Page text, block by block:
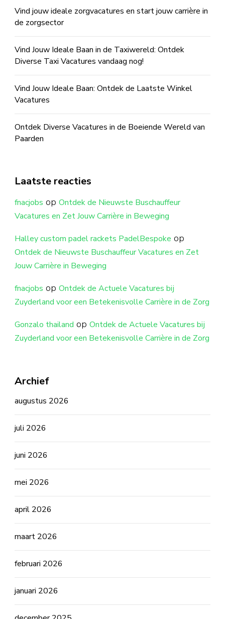
Vind jouw ideale zorgvacatures en start jouw carrière in
de zorgsector
Vind Jouw Ideale Baan in de Taxiwereld: Ontdek
Diverse Taxi Vacatures vandaag nog!
Vind Jouw Ideale Baan: Ontdek de Laatste Winkel
Vacatures
Ontdek Diverse Vacatures in de Boeiende Wereld van
Paarden
Laatste reacties
fnacjobs op Ontdek de Nieuwste Buschauffeur
Vacatures en Zet Jouw Carrière in Beweging
Halley custom padel rackets PadelBespoke op
Ontdek de Nieuwste Buschauffeur Vacatures en Zet
Jouw Carrière in Beweging
fnacjobs op Ontdek de Actuele Vacatures bij
Zuyderland voor een Betekenisvolle Carrière in de Zorg
Gonzalo thailand op Ontdek de Actuele Vacatures bij
Zuyderland voor een Betekenisvolle Carrière in de Zorg
Archief
augustus 2026
juli 2026
juni 2026
mei 2026
april 2026
maart 2026
februari 2026
januari 2026